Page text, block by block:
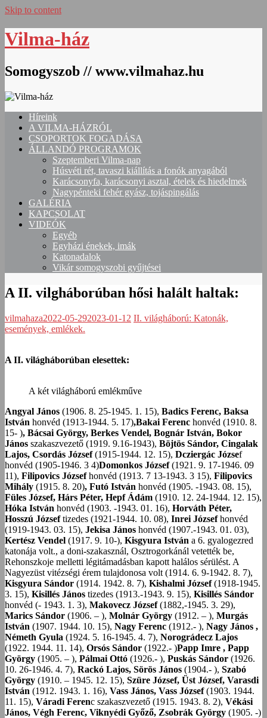
Skip to content
Vilma-ház
Somogyszob // www.vilmahaz.hu
Híreink
A VILMA-HÁZRÓL
CSOPORTOK FOGADÁSA
ÁLLANDÓ PROGRAMOK
Szeptemberi Vilma-nap
Húsvéti rét, tavaszi kiállítás a fonók anyagából
Karácsonyfa, karácsonyi asztal, ételek és hiedelmek
Nagypénteki fehér gyász, tojáspingálás
GALÉRIA
KAPCSOLAT
VIDEÓK
Egyéb
Egyházi énekek, imák
Katonadalok
Vikár somogyszobi gyűjtései
A II. vilgháborúban hősi halált haltak:
vilmahaza2022-05-292023-01-12 II. világháború: Katonák,
események, emlékek.
A II. világháborúban elesettek:
A két világháború emlékműve
Angyal János (1906. 8. 25-1945. 1. 15), Badics Ferenc, Baksa
István honvéd (1913-1944. 5. 17),Bakai Ferenc honvéd (1910. 8.
15- ), Bácsai György, Berkes Vendel, Bognár István, Bokor
János szakaszvezető (1919. 9.16-1943), Böjtös Sándor, Cingalak
Lajos, Csordás József(1915-1944. 12. 15), Dcziergác József
honvéd (1905-1946. 3 4)Domonkos József(1921. 9. 17-1946. 09
11), Filipovics Józsefhonvéd (1913. 7 13-1943. 3 15), Filipovics
Mihály (1915. 8. 20), Futó István honvéd (1905. -1943. 08. 15),
Füles József, Hárs Péter, Hepf Ádám (1910. 12. 24-1944. 12. 15),
Hóka István honvéd (1903. -1943. 01. 16), Horváth Péter,
Hosszú Józseftizedes (1921-1944. 10. 08), Inrei Józsefhonvéd
(1919-1943. 03. 15), Jekisa János honvéd (1907.-1943. 01. 03),
Kertész Vendel (1917. 9. 10-), Kisgyura István a 6. gyalogezred
katonája volt., a doni-szakasznál, Osztrogorkánál vetették be,
Rehonszkoje melletti légitámadásban kapott halálos sérülést. A
Nagyezüst vitézségi érem tulajdonosa volt (1914. 6. 9-1942. 8. 7),
Kisgyura Sándor (1914. 1942. 8. 7), Kishalmi József(1918-1945.
3. 15), Kisillés János tizedes (1913.-1943. 9. 15), Kisillés Sándor
honvéd (- 1943. 1. 3), Makovecz József(1882,-1945. 3. 29),
Marics Sándor (1906. – ), Molnár György (1912. – ), Murgás
István (1907. 1944. 10. 15), Nagy Ferenc (1912.- ), Nagy János ,
Németh Gyula (1924. 5. 16-1945. 4. 7), Norográdecz Lajos
(1922. 1944. 11. 14), Orsós Sándor (1922.- )Papp Imre , Papp
György (1905. – ), Pálmai Ottó (1926.- ), Puskás Sándor (1926.
10. 26-1946. 4. 7), Rackó Lajos, Sörös János (1904.- ), Szabó
György (1910. – 1945. 12. 15), Szüre József, Üst József, Varasdi
István (1912. 1943. 1. 16), Vass János, Vass József(1903. 1944.
11. 15), Váradi Ferenc szakaszvezető (1915. 1943. 8. 2), Vékási
János, Végh Ferenc, Viknyédi Győző, Zsobrák György (1905. -)